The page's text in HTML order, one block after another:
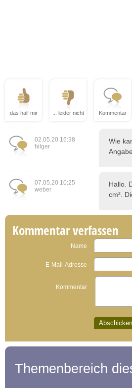
das half mir ... leider nicht Kommentar
02.05.20 16:38
hilger
Wie
07.05.20 10:25
weber
Hallo.
cm².
Kommentar verfassen
Name
E-Mail-Adresse
Kommentar
Themenbereich